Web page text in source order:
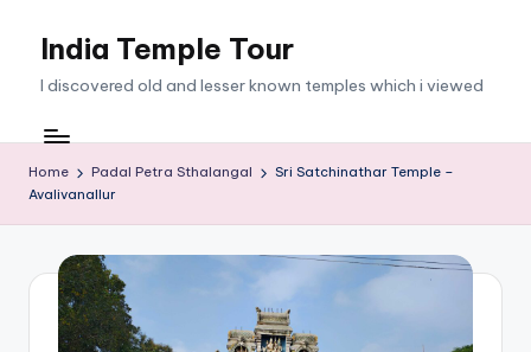
India Temple Tour
I discovered old and lesser known temples which i viewed
Home Padal Petra Sthalangal
Sri Satchinathar Temple –
Avalivanallur